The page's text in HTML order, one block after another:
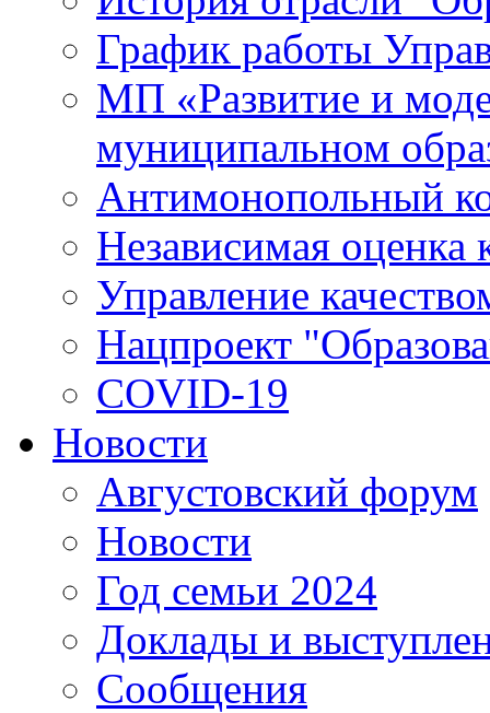
График работы
МП «Развитие и
муниципальном
Антимонопольный
Независимая оценка
Управление
Нацпроект
COVID-19
Новости
Августовский форум
Новости
Год семьи 2024
Доклады и
Сообщения